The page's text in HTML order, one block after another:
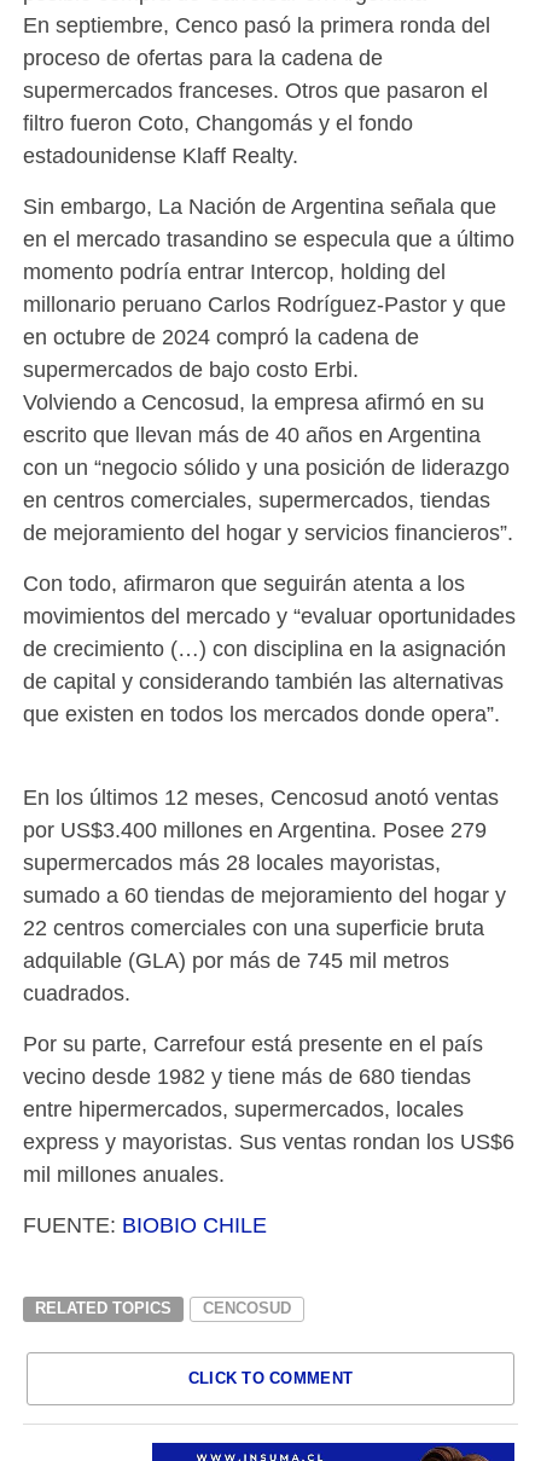
En septiembre, Cenco pasó la primera ronda del
proceso de ofertas para la cadena de
supermercados franceses. Otros que pasaron el
filtro fueron Coto, Changomás y el fondo
estadounidense Klaff Realty.
Sin embargo, La Nación de Argentina señala que
en el mercado trasandino se especula que a último
momento podría entrar Intercop, holding del
millonario peruano Carlos Rodríguez-Pastor y que
en octubre de 2024 compró la cadena de
supermercados de bajo costo Erbi.
Volviendo a Cencosud, la empresa afirmó en su
escrito que llevan más de 40 años en Argentina
con un “negocio sólido y una posición de liderazgo
en centros comerciales, supermercados, tiendas
de mejoramiento del hogar y servicios financieros”.
Con todo, afirmaron que seguirán atenta a los
movimientos del mercado y “evaluar oportunidades
de crecimiento (…) con disciplina en la asignación
de capital y considerando también las alternativas
que existen en todos los mercados donde opera”.
En los últimos 12 meses, Cencosud anotó ventas
por US$3.400 millones en Argentina. Posee 279
supermercados más 28 locales mayoristas,
sumado a 60 tiendas de mejoramiento del hogar y
22 centros comerciales con una superficie bruta
adquilable (GLA) por más de 745 mil metros
cuadrados.
Por su parte, Carrefour está presente en el país
vecino desde 1982 y tiene más de 680 tiendas
entre hipermercados, supermercados, locales
express y mayoristas. Sus ventas rondan los US$6
mil millones anuales.
FUENTE: BIOBIO CHILE
RELATED TOPICS CENCOSUD
CLICK TO COMMENT